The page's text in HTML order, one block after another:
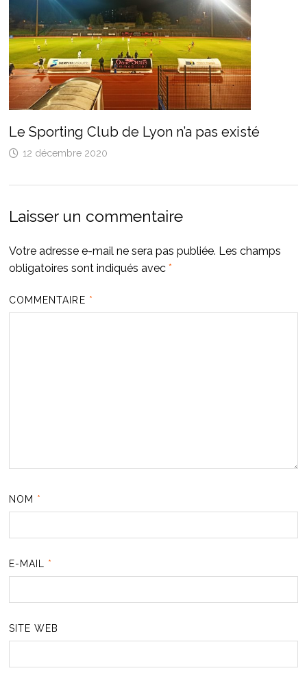
Le Sporting Club de Lyon n’a pas existé
12 décembre 2020
Laisser un commentaire
Votre adresse e-mail ne sera pas publiée. Les champs
obligatoires sont indiqués avec *
COMMENTAIRE *
NOM *
E-MAIL *
SITE WEB